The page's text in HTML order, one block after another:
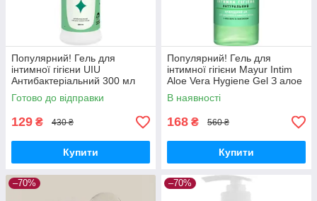
Популярний! Гель для
інтимної гігієни UIU
Антибактеріальний 300 мл
(4820152332899) - Краща
якість тільки на
Готово до відправки
129 ₴ 430 ₴
Купити
Популярний! Гель для
інтимної гігієни Mayur Intim
Aloe Vera Hygiene Gel З алое
вера та пантенолом 200 мл
(4820230950175) - Краща
В наявності
168 ₴ 560 ₴
Купити
–70% –70%